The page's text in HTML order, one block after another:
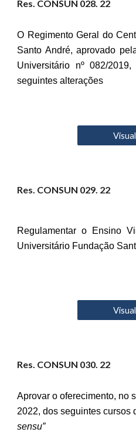
Res. CONSUN 028. 22
O Regimento Geral do
Santo André, aprovado
Universitário nº 082/
seguintes alterações
Res. CONSUN 029. 22
Regulamentar o Ensino
Universitário Fundação
Res. CONSUN 030. 22
Aprovar o oferecimento, no
2022, dos seguintes cursos
sensu”